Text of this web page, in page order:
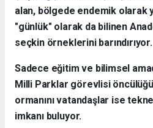
alan, bölgede endemik olarak
"günlük" olarak da bilinen
seçkin örneklerini barındırıyor.
Sadece eğitim ve bilimsel
Milli Parklar görevlisi
ormanını vatandaşlar ise
imkanı buluyor.